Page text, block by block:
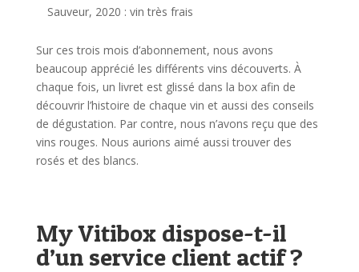
Sauveur, 2020 : vin très frais
Sur ces trois mois d’abonnement, nous avons
beaucoup apprécié les différents vins découverts. À
chaque fois, un livret est glissé dans la box afin de
découvrir l’histoire de chaque vin et aussi des conseils
de dégustation. Par contre, nous n’avons reçu que des
vins rouges. Nous aurions aimé aussi trouver des
rosés et des blancs.
My Vitibox dispose-t-il
d’un service client actif ?